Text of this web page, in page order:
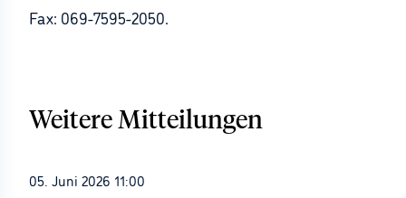
Fax: 069-7595-2050.
Weitere Mitteilungen
05. Juni 2026 11:00